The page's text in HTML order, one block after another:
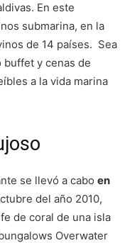
En este
submarina, en la
de 14 países. Sea
y cenas de
a la vida marina
se llevó a cabo en
del año 2010,
de coral de una isla
Overwater